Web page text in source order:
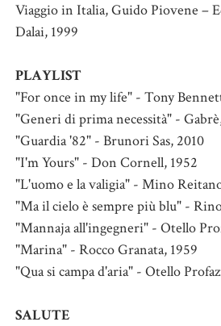
Viaggio in Italia, Guido Piovene –
Dalai, 1999
PLAYLIST
"For once in my life" - Tony
"Generi di prima necessità" -
"Guardia '82" - Brunori Sas, 2010
"I'm Yours" - Don Cornell, 1952
"L'uomo e la valigia" - Mino
"Ma il cielo è sempre più blu" -
"Mannaja all'ingegneri" - Otello
"Marina" - Rocco Granata, 1959
"Qua si campa d'aria" - Otello
SALUTE